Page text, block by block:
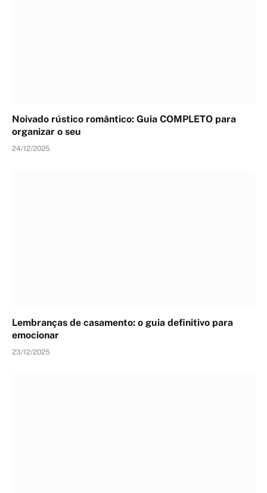
Noivado rústico romântico: Guia COMPLETO para
organizar o seu
24/12/2025
Lembranças de casamento: o guia definitivo para
emocionar
23/12/2025